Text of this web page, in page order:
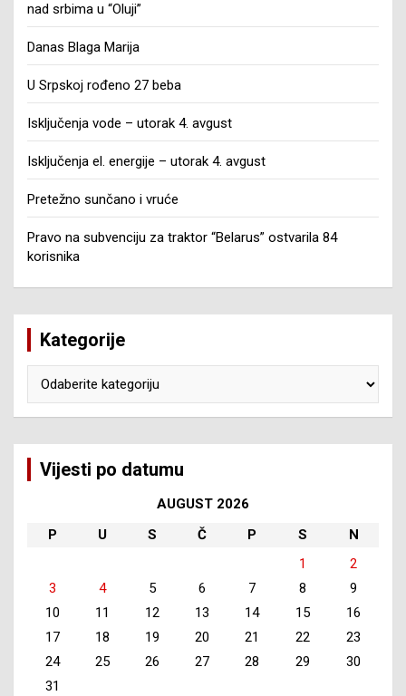
nad srbima u “Oluji”
Danas Blaga Marija
U Srpskoj rođeno 27 beba
Isključenja vode – utorak 4. avgust
Isključenja el. energije – utorak 4. avgust
Pretežno sunčano i vruće
Pravo na subvenciju za traktor “Belarus” ostvarila 84
korisnika
Kategorije
Vijesti po datumu
AUGUST 2026
P
U S Č P S
N
1
2
3
4 5 6 7 8
9
10
11 12 13 14 15
16
17
18 19 20 21 22
23
24
25 26 27 28 29
30
31